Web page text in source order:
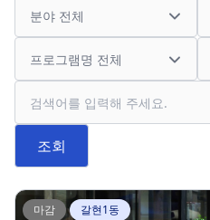
조회
마감 갈현1동